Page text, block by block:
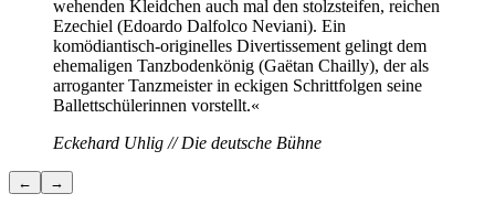
wehenden Kleidchen auch mal den stolzsteifen, reichen
Ezechiel (Edoardo Dalfolco Neviani). Ein
komödiantisch-originelles Divertissement gelingt dem
ehemaligen Tanzbodenkönig (Gaëtan Chailly), der als
arroganter Tanzmeister in eckigen Schrittfolgen seine
Ballettschülerinnen vorstellt.«
Eckehard Uhlig // Die deutsche Bühne
← →